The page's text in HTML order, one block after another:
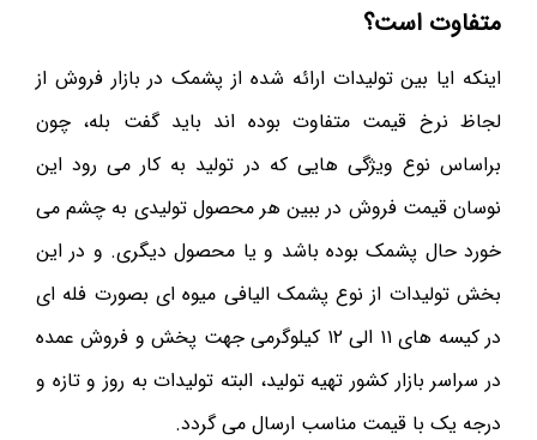
متفاوت است؟
اینکه ایا بین تولیدات ارائه شده از پشمک در بازار فروش از
لجاظ نرخ قیمت متفاوت بوده اند باید گفت بله، چون
براساس نوع ویژگی هایی که در تولید به کار می رود این
نوسان قیمت فروش در ببین هر محصول تولیدی به چشم می
خورد حال پشمک بوده باشد و یا محصول دیگری. و در این
بخش تولیدات از نوع پشمک الیافی میوه ای بصورت فله ای
در کیسه های ۱۱ الی ۱۲ کیلوگرمی جهت پخش و فروش عمده
در سراسر بازار کشور تهیه تولید، البته تولیدات به روز و تازه و
درجه یک با قیمت مناسب ارسال می گردد.